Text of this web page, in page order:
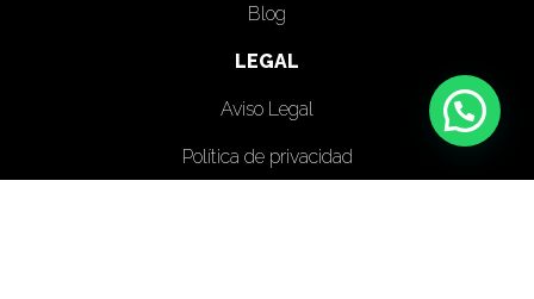
Blog
LEGAL
Aviso Legal
Política de privacidad